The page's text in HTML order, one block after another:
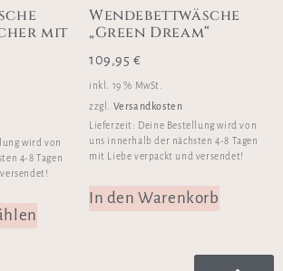
mit
wird von
4-8 Tagen
Wendebettwäsche
„Green Dream“
109,95€
inkl. 19 % MwSt.
zzgl. Versandkosten
Lieferzeit: Deine Bestellung wird von
uns innerhalb der nächsten 4-8 Tagen
mit Liebe verpackt und versendet!
In den Warenkorb